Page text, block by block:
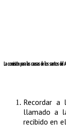
La comisión para las causas de los santos
Recordar a
llamado a
recibido en